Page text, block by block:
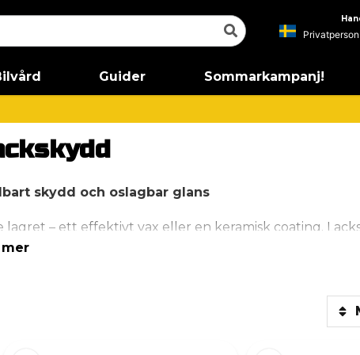
Guider Sommarkampanj!
skydd och oslagbar glans
– ett effektivt vax eller en keramisk coating.
roligare. För dig som vill spara tid finns
mer